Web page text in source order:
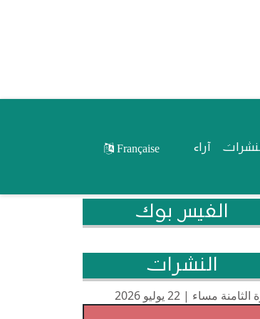
آراء Française
الفيس بوك
النشرات
مساء | 22 يوليو 2026